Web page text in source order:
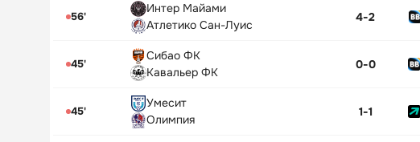
56'
Интер Майами
Атлетико Сан-Луис
4-2
45'
Сибао ФК
Кавальер ФК
0-0
45'
Умесит
Олимпия
1-1